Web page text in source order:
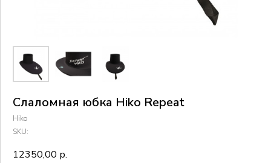
Слаломная юбка Hiko Repeat
Hiko
SKU:
12350,00 р.